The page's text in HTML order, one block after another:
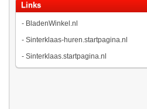
Links
- BladenWinkel.nl
- Sinterklaas-huren.startpagina.nl
- Sinterklaas.startpagina.nl